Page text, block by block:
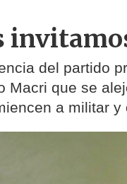
del partido
Macri que se
a militar y